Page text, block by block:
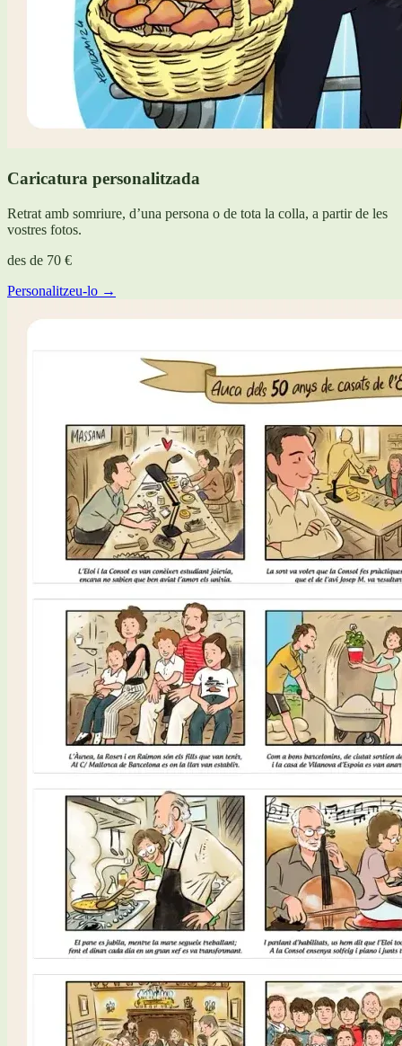
Caricatura personalitzada
Retrat amb somriure, d’una persona o de tota la colla, a partir de les
vostres fotos.
des de 70 €
Personalitzeu-lo →